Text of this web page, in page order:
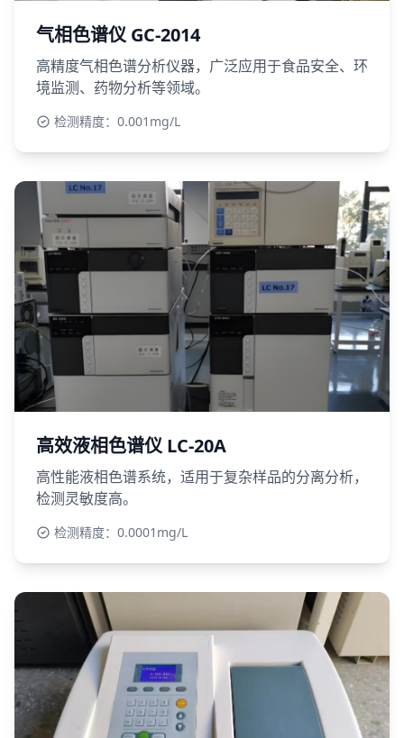
气相色谱仪 GC-2014
高精度气相色谱分析仪器，广泛应用于食品安全、环
境监测、药物分析等领域。
检测精度：0.001mg/L
高效液相色谱仪 LC-20A
高性能液相色谱系统，适用于复杂样品的分离分析，
检测灵敏度高。
检测精度：0.0001mg/L